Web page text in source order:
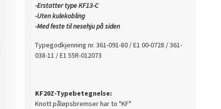
-Erstatter type KF13-C
-Uten kulekobling
-Med feste til nesehju på siden
Typegodkjenning nr.361-091-80 / E1 00-0728 / 361-
038-11 / E1 55R-012073
KF20Z-Typebetegnelse:
Knott påløpsbremser har to "KF"